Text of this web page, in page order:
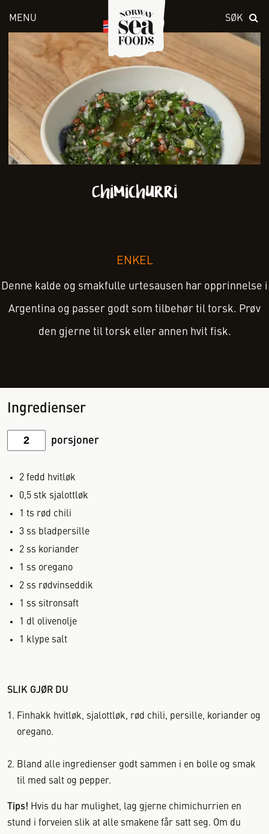
MENU SØK
Chimichurri
ENKEL
Denne kalde og smakfulle urtesausen har opprinnelse i
Argentina og passer godt som tilbehør til torsk. Prøv
den gjerne til torsk eller annen hvit fisk.
Ingredienser
porsjoner
2 fedd hvitløk
0,5 stk sjalottløk
1 ts rød chili
3 ss bladpersille
2 ss koriander
1
ss oregano
2 ss rødvinseddik
1
ss sitronsaft
1
dl olivenolje
1
klype salt
SLIK GJØR DU
Finhakk hvitløk, sjalottløk, rød chili, persille, koriander og
oregano.
Bland alle ingredienser godt sammen i en bolle og smak
til med salt og pepper.
Tips! Hvis du har mulighet, lag gjerne chimichurrien en
stund i forveien slik at alle smakene får satt seg. Om du